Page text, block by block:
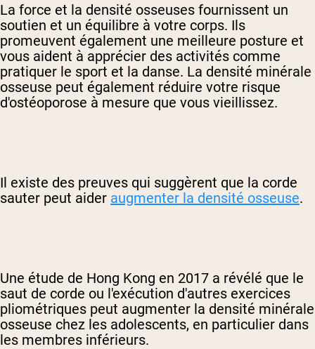
La force et la densité osseuses fournissent un
soutien et un équilibre à votre corps. Ils
promeuvent également une meilleure posture et
vous aident à apprécier des activités comme
pratiquer le sport et la danse. La densité minérale
osseuse peut également réduire votre risque
d'ostéoporose à mesure que vous vieillissez.
Il existe des preuves qui suggèrent que la corde
sauter peut aider augmenter la densité osseuse.
Une étude de Hong Kong en 2017 a révélé que le
saut de corde ou l'exécution d'autres exercices
pliométriques peut augmenter la densité minérale
osseuse chez les adolescents, en particulier dans
les membres inférieurs.